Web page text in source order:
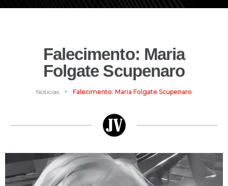
Falecimento: Maria
Folgate Scupenaro
Notícias > Falecimento: Maria Folgate Scupenaro